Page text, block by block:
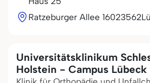
Ratzeburger Allee 16023562
Universitätsklinikum
Holstein - Campus Lübeck